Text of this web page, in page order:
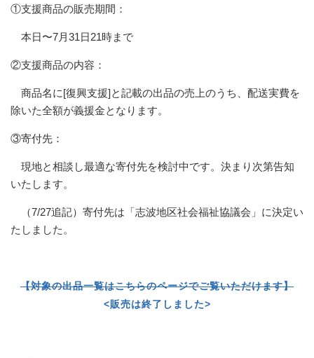
①支援商品の販売期間：
本日〜7月31日21時まで
②支援商品の内容：
商品名に[復興支援]と記載の出品の売上のうち、配送実費を
除いた全額が義援金となります。
③寄付先：
現地と相談し最適な寄付先を検討中です。決まり次第告知
いたします。
（7/27追記）寄付先は「志波地区社会福祉協議会」に決定い
たしました。
【対象の出品一覧はこちらのページでご覧いただけます】
<販売は終了しました>